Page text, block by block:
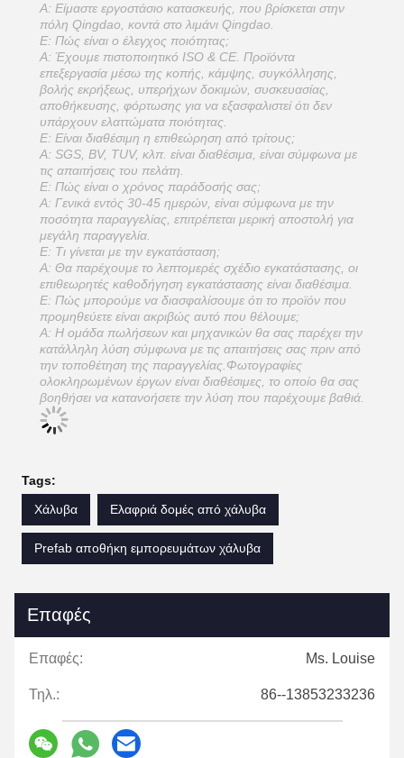
Α: Είμαστε εργοστάσιο κατασκευής, που βρίσκεται στην
πόλη Qingdao, κοντά στο λιμάνι Qingdao.
Ε: Πώς είναι ο έλεγχος ποιότητας;
Α: Έχουμε πιστοποιητικό ISO & CE. Προϊόντα
επεξεργασία μέσω της κοπής, κάμψης, συγκόλλησης,
βολής εκρήξεως, υπερήχων δοκιμών, συσκευασίας,
αποθήκευσης, φόρτωσης για να εξασφαλιστεί ότι δεν
υπάρχουν ελαττώματα ποιότητας.
Ε: Είναι διαθέσιμη η επιθεώρηση από τρίτους;
Α: SGS, BV, TUV, κλπ. είναι διαθέσιμα, είναι σύμφωνα με
τις απαιτήσεις του πελάτη.
Ε: Πώς είναι ο χρόνος παράδοσής σας;
Α: Γενικά εντός 30-45 ημερών, είναι σύμφωνα με την
ποσότητα παραγγελίας, επιτρέπεται μερική αποστολή για
μεγάλη παραγγελία.
Ε: Τι γίνεται με την εγκατάσταση;
Α: Θα παρέχουμε το λεπτομερές σχέδιο εγκατάστασης, οι
επιθεωρητές καθοδήγηση εγκατάστασης είναι διαθέσιμα.
Ε: Πώς μπορούμε να διασφαλίσουμε ότι το προϊόν που
προμηθεύετε είναι ακριβώς αυτό που θέλουμε;
Α: Η ομάδα πωλήσεων και μηχανικών θα σας παρέχει την
κατάλληλη λύση σύμφωνα με τις απαιτήσεις σας πριν από
την τοποθέτηση της παραγγελίας.Φωτογραφίες
ολοκληρωμένων έργων είναι διαθέσιμες, το οποίο θα σας
βοηθήσει να κατανοήσετε την λύση που παρέχουμε βαθιά.
Tags:
Χάλυβα
Ελαφριά δομές από χάλυβα
Prefab αποθήκη εμπορευμάτων χάλυβα
Επαφές
Επαφές: Ms. Louise
Τηλ.: 86--13853233236